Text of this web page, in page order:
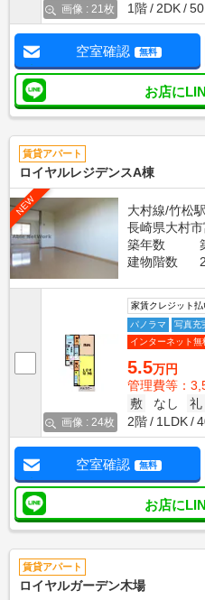
画像 : 21枚
1階
2DK
空室確認 無料
お店に
賃貸アパート
ロイヤルレジデンスA棟
NEW
大村線/竹松
長崎県大村
築年数
建物階数
画像 : 24枚
家賃クレジット
パノラマ
写真充
インターネット無
5.5万円
管理費等：
敷
なし 礼
2階
1LDK
空室確認 無料
お店に
賃貸アパート
ロイヤルガーデン木場